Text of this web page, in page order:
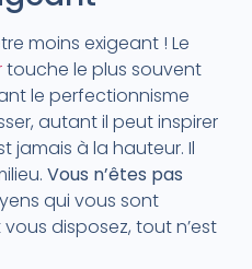
moins exigeant ! Le
touche le plus souvent
le perfectionnisme
autant il peut inspirer
jamais à la hauteur. Il
Vous n’êtes pas
qui vous sont
disposez, tout n’est